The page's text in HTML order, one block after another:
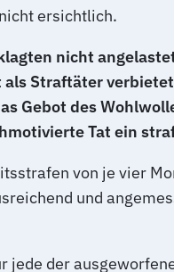
ersichtlich.
nicht
Straftäter
Gebot des
Tat ein
von je vier
und
jede der